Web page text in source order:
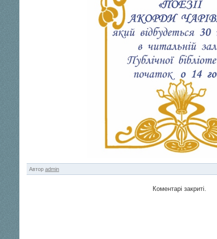
Автор admin
Коментарі закриті.